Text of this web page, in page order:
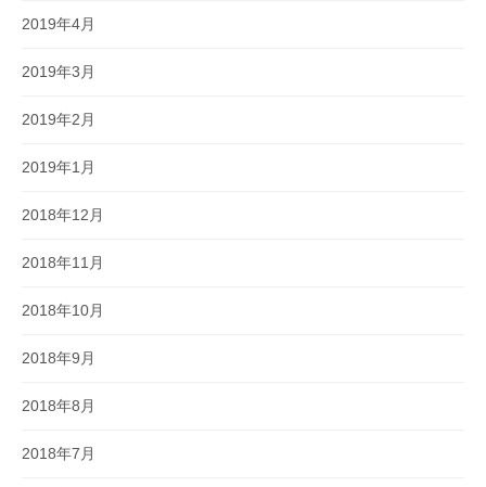
2019年4月
2019年3月
2019年2月
2019年1月
2018年12月
2018年11月
2018年10月
2018年9月
2018年8月
2018年7月